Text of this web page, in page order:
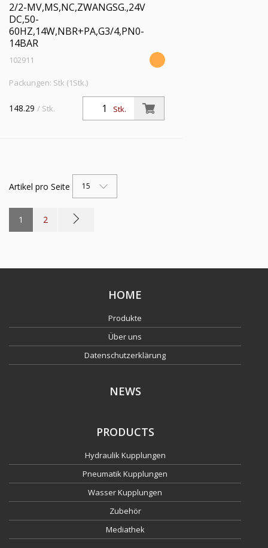
2/2-MV,MS,NC,ZWANGSG.,24V
DC,50-
60HZ,14W,NBR+PA,G3/4,PN0-
14BAR
102911
Packungen: Stk (1Stk.)
Stk.
148.29 / Stk.
Artikel pro Seite 15
1 2
HOME
Produkte
Über uns
Datenschutzerklärung
NEWS
PRODUCTS
Hydraulik Kupplungen
Pneumatik Kupplungen
Wasser Kupplungen
Zubehör
Mediathek